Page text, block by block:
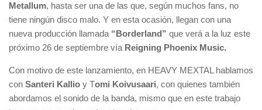
Metallum, hasta ser una de las que, según muchos fans, no
tiene ningún disco malo. Y en esta ocasión, llegan con una
nueva producción llamada “Borderland” que verá a la luz este
próximo 26 de septiembre vía Reigning Phoenix Music.
Con motivo de este lanzamiento, en HEAVY MEXTAL hablamos
con Santeri Kallio y Tomi Koivusaari, con quienes también
abordamos el sonido de la banda, mismo que en este trabajo